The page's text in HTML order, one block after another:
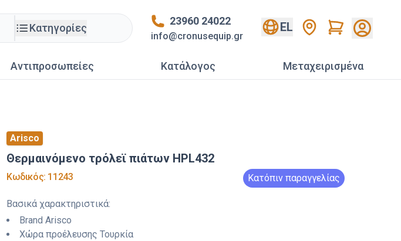
Κατηγορίες
23960 24022
info@cronusequip.gr
EL Cart
Αντιπροσωπείες Κατάλογος Mεταχειρισμένα
Arisco
Θερμαινόμενο τρόλεϊ πιάτων HPL432
Κωδικός: 11243 Κατόπιν παραγγελίας
Βασικά χαρακτηριστικά:
Brand Arisco
Χώρα προέλευσης Τουρκία